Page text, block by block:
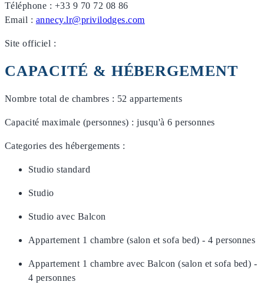
Téléphone : +33 9 70 72 08 86
Email : annecy.lr@privilodges.com
Site officiel :
CAPACITÉ & HÉBERGEMENT
Nombre total de chambres : 52 appartements
Capacité maximale (personnes) : jusqu'à 6 personnes
Categories des hébergements :
Studio standard
Studio
Studio avec Balcon
Appartement 1 chambre (salon et sofa bed) - 4 personnes
Appartement 1 chambre avec Balcon (salon et sofa bed) -
4 personnes